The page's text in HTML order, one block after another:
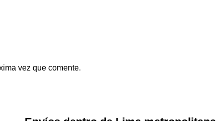
vez que comente.